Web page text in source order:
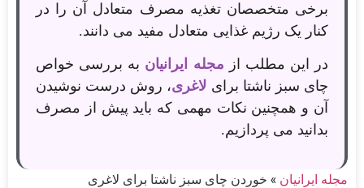
برخی متخصصان تغذیه مصرف متعادل آن را در
کنار یک رژیم غذایی متعادل مفید می دانند.
در این مطلب از مجله ایرانیان به بررسی خواص
چای سبز ناشتا برای لاغری، روش درست نوشیدن
آن و همچنین نکات مهمی که باید پیش از مصرف
بدانید می پردازیم.
مجله ایرانیان » خوردن چای سبز ناشتا برای لاغری